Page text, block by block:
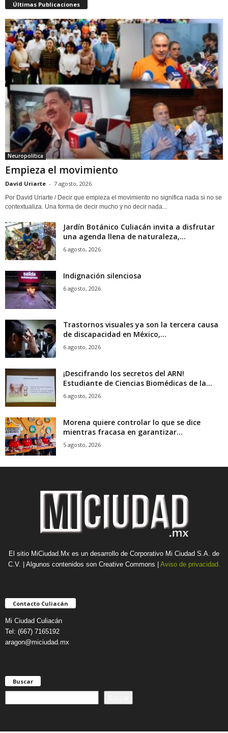
Últimas Publicaciones
Neuropolítica
Empieza el movimiento
David Uriarte - 7 agosto, 2026
Por David Uriarte / Decir que empieza el movimiento no significa nada si no se
contextualiza. Una forma de decir mucho y no decir nada...
Jardín Botánico Culiacán invita a disfrutar
una agenda llena de naturaleza,...
6 agosto, 2026
Indignación silenciosa
6 agosto, 2026
Trastornos visuales ya son la tercera causa
de discapacidad en México,...
6 agosto, 2026
¡Descifrando los secretos del ARN!
Estudiante de Ciencias Biomédicas de la...
6 agosto, 2026
Morena quiere controlar lo que se dice
mientras fracasa en garantizar...
5 agosto, 2026
El sitio MiCiudad.Mx es un desarrollo de Corporativo Mi Ciudad S.A. de
C.V. | Algunos contenidos son Creative Commons | Aviso de privacidad.
Contacto Culiacán
Mi Ciudad Culiacán
Tel: (667) 7165192
aragon@miciudad.mx
Buscar
u